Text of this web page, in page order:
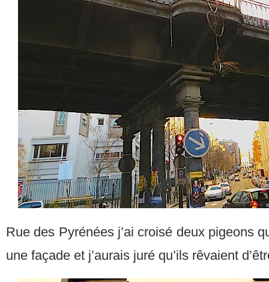
Rue des Pyrénées j’ai croisé deux pigeons
une façade et j’aurais juré qu’ils rêvaient